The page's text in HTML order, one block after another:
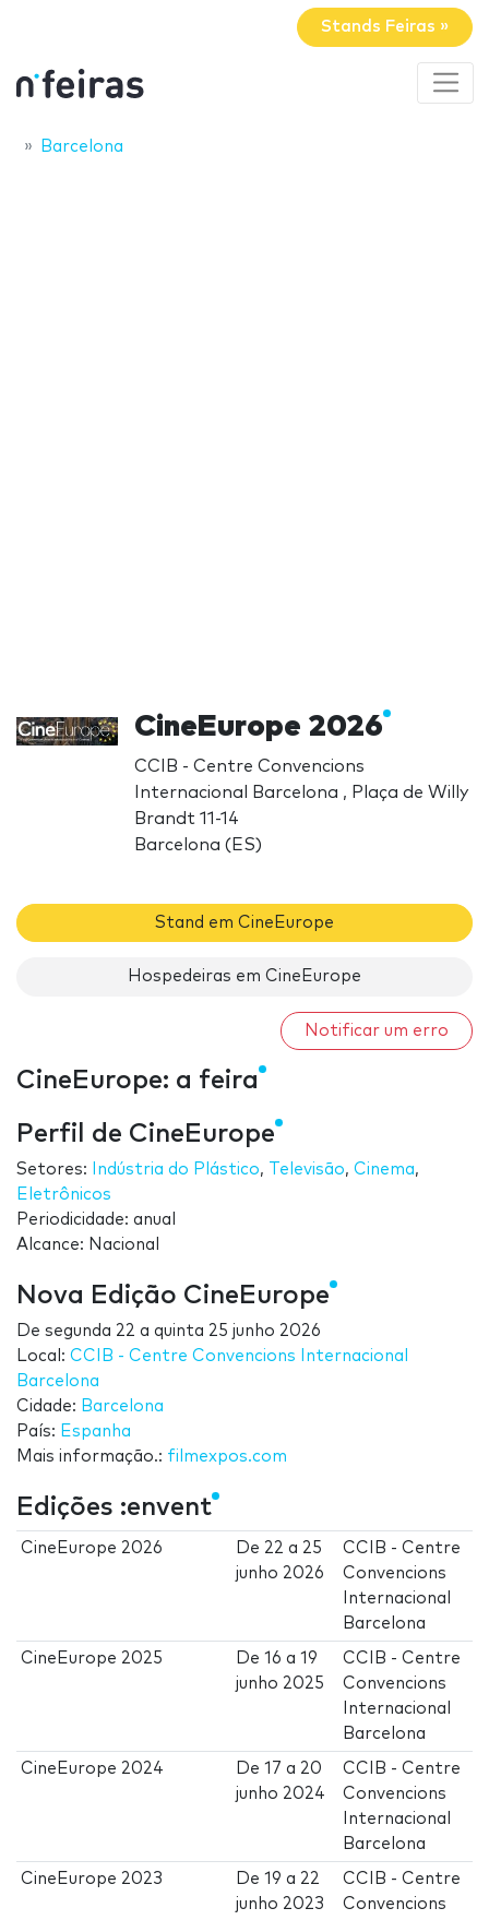
Stands Feiras »
Barcelona
CineEurope 2026
CCIB - Centre Convencions
Internacional Barcelona , Plaça de Willy
Brandt 11-14
Barcelona (ES)
Stand em CineEurope
Hospedeiras em CineEurope
Notificar um erro
CineEurope: a feira
Perfil de CineEurope
Setores: Indústria do Plástico, Televisão, Cinema,
Eletrônicos
Periodicidade: anual
Alcance: Nacional
Nova Edição CineEurope
De segunda 22 a quinta 25 junho 2026
Local: CCIB - Centre Convencions Internacional
Barcelona
Cidade: Barcelona
País: Espanha
Mais informação.: filmexpos.com
Edições :envent
CineEurope 2026 De 22 a 25
junho 2026
CCIB - Centre
Convencions
Internacional
Barcelona
CineEurope 2025 De16 a19
junho 2025
CCIB - Centre
Convencions
Internacional
Barcelona
CineEurope 2024 De17 a 20
junho 2024
CCIB - Centre
Convencions
Internacional
Barcelona
CineEurope 2023 De19 a 22
junho 2023
CCIB - Centre
Convencions